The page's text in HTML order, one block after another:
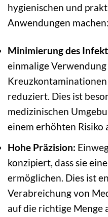
hygienischen und
Anwendungen machen:
Minimierung des
einmalige
reduziert. Dies ist
medizinischen
einem erhöhten Risiko
Hohe Präzision:
konzipiert, dass sie
ermöglichen. Dies ist
Verabreichung von
auf die richtige Menge